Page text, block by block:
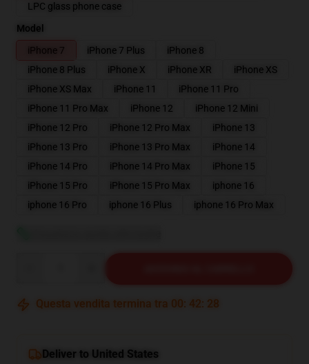
LPC glass phone case
Model
iPhone 7
iPhone 7 Plus
iPhone 8
iPhone 8 Plus
iPhone X iPhone XR
iPhone XS
iPhone XS Max
iPhone 11
iPhone 11 Pro
iPhone 11 Pro Max
iPhone 12
iPhone 12 Mini
iPhone 12 Pro
iPhone 12 Pro Max
iPhone 13
iPhone 13 Pro
iPhone 13 Pro Max
iPhone 14
iPhone 14 Pro
iPhone 14 Pro Max
iPhone 15
iPhone 15 Pro
iPhone 15 Pro Max
iphone 16
iphone 16 Pro
iphone 16 Plus iphone 16 Pro Max
Questa vendita termina tra 00: 42: 27
Deliver to United States